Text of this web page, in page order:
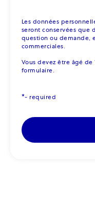
Les données
seront conservées que
question ou demande,
commerciales.
Vous devez être âgé
formulaire.
*- required